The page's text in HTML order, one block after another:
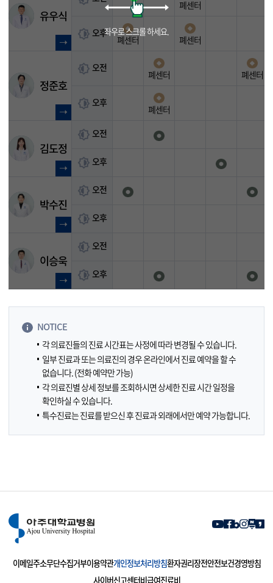
유우식
폐센터
오후
폐센터 폐센터
정준호
오전
폐센터 폐센터
오후
폐센터
김도정
오전
오후
박수진
오전
오후
이승욱
오전
오후
NOTICE
각 의료진들의 진료 시간표는 사정에 따라 변경될 수 있습니다.
일부 진료과 또는 의료진의 경우 온라인에서 진료 예약을 할 수
없습니다. (전화 예약만 가능)
각 의료진별 상세 정보를 조회하시면 상세한 진료 시간 일정을
확인하실 수 있습니다.
특수진료는 진료를 받으신 후 진료과 외래에서만 예약 가능합니다.
이메일주소무단수집거부이용약관개인정보처리방침환자권리장전안전보건경영방침
사이버신고센터비급여진료비